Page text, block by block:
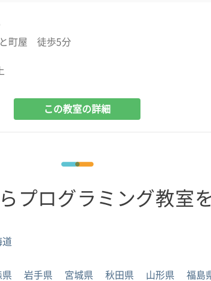
町屋 徒歩5分
この教室の詳細
プログラミング教室
道
県 岩手県 宮城県 秋田県 山形県 福島